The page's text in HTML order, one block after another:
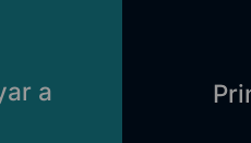
a